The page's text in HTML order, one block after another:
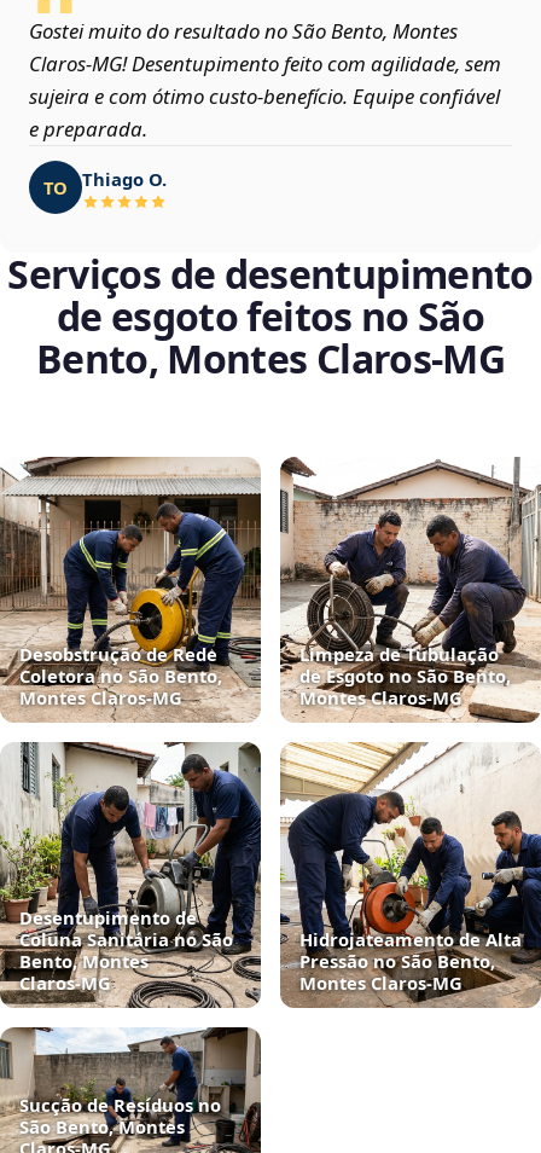
Gostei muito do resultado no São Bento, Montes
Claros‑MG! Desentupimento feito com agilidade, sem
sujeira e com ótimo custo-benefício. Equipe confiável
e preparada.
TO Thiago O.
Serviços de desentupimento
de esgoto feitos no São
Bento, Montes Claros‑MG
Desobstrução de Rede
Coletora no São Bento,
Montes Claros‑MG
Limpeza de Tubulação
de Esgoto no São Bento,
Montes Claros‑MG
Desentupimento de
Coluna Sanitária no São
Bento, Montes
Claros‑MG
Hidrojateamento de Alta
Pressão no São Bento,
Montes Claros‑MG
Sucção de Resíduos no
São Bento, Montes
Claros‑MG